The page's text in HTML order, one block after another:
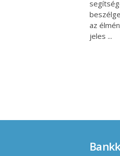
az
jeles